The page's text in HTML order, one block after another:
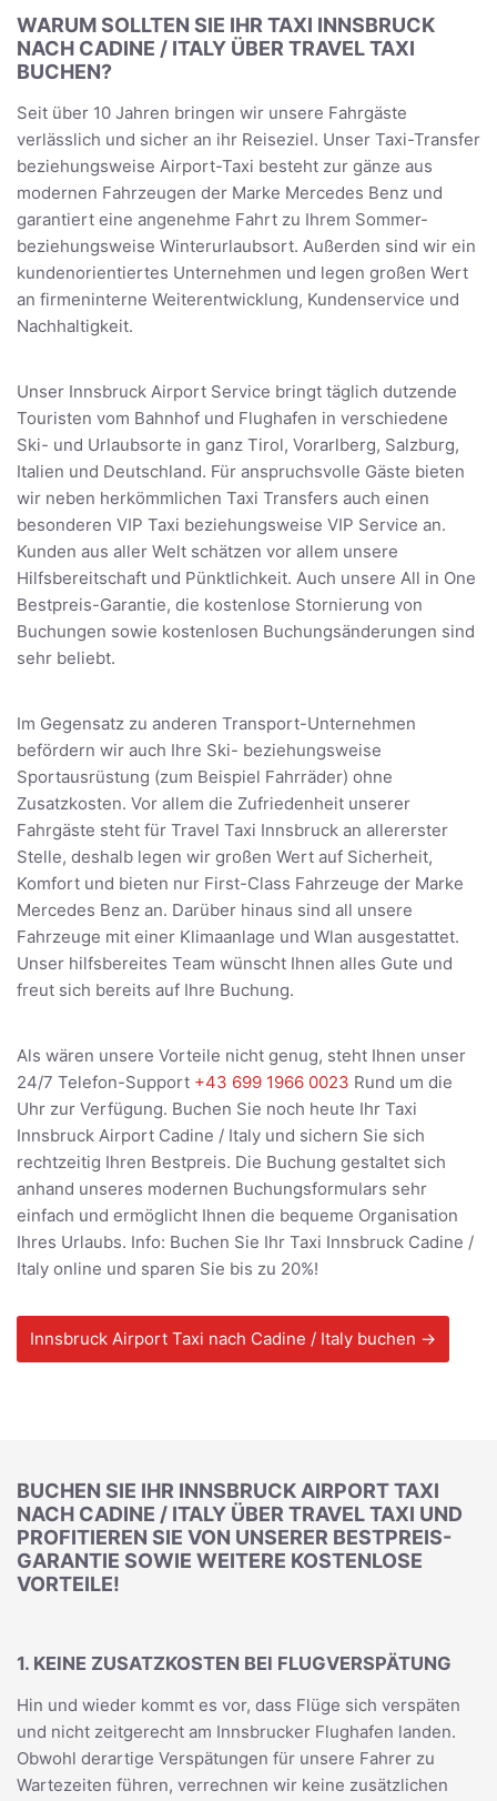
WARUM SOLLTEN SIE IHR TAXI INNSBRUCK
NACH CADINE / ITALY ÜBER TRAVEL TAXI
BUCHEN?
Seit über 10 Jahren bringen wir unsere Fahrgäste
verlässlich und sicher an ihr Reiseziel. Unser Taxi-Transfer
beziehungsweise Airport-Taxi besteht zur gänze aus
modernen Fahrzeugen der Marke Mercedes Benz und
garantiert eine angenehme Fahrt zu Ihrem Sommer-
beziehungsweise Winterurlaubsort. Außerden sind wir ein
kundenorientiertes Unternehmen und legen großen Wert
an firmeninterne Weiterentwicklung, Kundenservice und
Nachhaltigkeit.
Unser Innsbruck Airport Service bringt täglich dutzende
Touristen vom Bahnhof und Flughafen in verschiedene
Ski- und Urlaubsorte in ganz Tirol, Vorarlberg, Salzburg,
Italien und Deutschland. Für anspruchsvolle Gäste bieten
wir neben herkömmlichen Taxi Transfers auch einen
besonderen VIP Taxi beziehungsweise VIP Service an.
Kunden aus aller Welt schätzen vor allem unsere
Hilfsbereitschaft und Pünktlichkeit. Auch unsere All in One
Bestpreis-Garantie, die kostenlose Stornierung von
Buchungen sowie kostenlosen Buchungsänderungen sind
sehr beliebt.
Im Gegensatz zu anderen Transport-Unternehmen
befördern wir auch Ihre Ski- beziehungsweise
Sportausrüstung (zum Beispiel Fahrräder) ohne
Zusatzkosten. Vor allem die Zufriedenheit unserer
Fahrgäste steht für Travel Taxi Innsbruck an allererster
Stelle, deshalb legen wir großen Wert auf Sicherheit,
Komfort und bieten nur First-Class Fahrzeuge der Marke
Mercedes Benz an. Darüber hinaus sind all unsere
Fahrzeuge mit einer Klimaanlage und Wlan ausgestattet.
Unser hilfsbereites Team wünscht Ihnen alles Gute und
freut sich bereits auf Ihre Buchung.
Als wären unsere Vorteile nicht genug, steht Ihnen unser
24/7 Telefon-Support +43 699 1966 0023 Rund um die
Uhr zur Verfügung. Buchen Sie noch heute Ihr Taxi
Innsbruck Airport Cadine / Italy und sichern Sie sich
rechtzeitig Ihren Bestpreis. Die Buchung gestaltet sich
anhand unseres modernen Buchungsformulars sehr
einfach und ermöglicht Ihnen die bequeme Organisation
Ihres Urlaubs. Info: Buchen Sie Ihr Taxi Innsbruck Cadine /
Italy online und sparen Sie bis zu 20%!
Innsbruck Airport Taxi nach Cadine / Italy buchen →
BUCHEN SIE IHR INNSBRUCK AIRPORT TAXI
NACH CADINE / ITALY ÜBER TRAVEL TAXI UND
PROFITIEREN SIE VON UNSERER BESTPREIS-
GARANTIE SOWIE WEITERE KOSTENLOSE
VORTEILE!
1. KEINE ZUSATZKOSTEN BEI FLUGVERSPÄTUNG
Hin und wieder kommt es vor, dass Flüge sich verspäten
und nicht zeitgerecht am Innsbrucker Flughafen landen.
Obwohl derartige Verspätungen für unsere Fahrer zu
Wartezeiten führen, verrechnen wir keine zusätzlichen